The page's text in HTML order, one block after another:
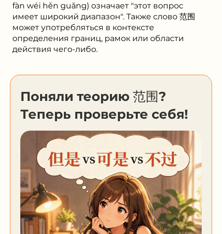
fàn wéi hěn guǎng) означает "этот вопрос
имеет широкий диапазон". Также слово 范围
может употребляться в контексте
определения границ, рамок или области
действия чего-либо.
Поняли теорию 范围?
Теперь проверьте себя!